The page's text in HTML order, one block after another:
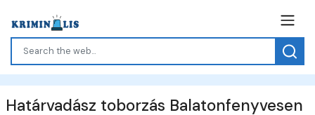
Határvadász toborzás Balatonfenyvesen